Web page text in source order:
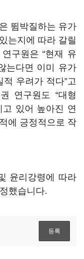
뜀박질하는 유가
는지에 따라 갈릴
구원은 “현재 유
는다면 이미 유가
우려가 적다”고
연구원도 “대형
있어 높아진 연
에 긍정적으로 작
윤리강령에 따라
했습니다.